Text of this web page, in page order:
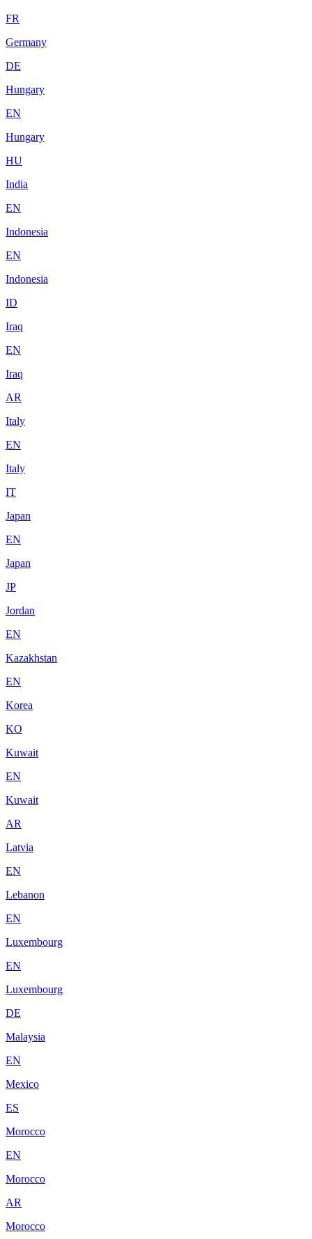
FR
Germany
DE
Hungary
EN
Hungary
HU
India
EN
Indonesia
EN
Indonesia
ID
Iraq
EN
Iraq
AR
Italy
EN
Italy
IT
Japan
EN
Japan
JP
Jordan
EN
Kazakhstan
EN
Korea
KO
Kuwait
EN
Kuwait
AR
Latvia
EN
Lebanon
EN
Luxembourg
EN
Luxembourg
DE
Malaysia
EN
Mexico
ES
Morocco
EN
Morocco
AR
Morocco